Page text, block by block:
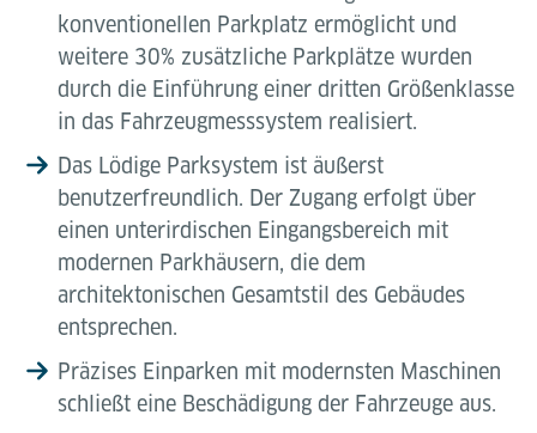
konventionellen Parkplatz ermöglicht und
weitere 30% zusätzliche Parkplätze wurden
durch die Einführung einer dritten Größenklasse
in das Fahrzeugmesssystem realisiert.
Das Lödige Parksystem ist äußerst
benutzerfreundlich. Der Zugang erfolgt über
einen unterirdischen Eingangsbereich mit
modernen Parkhäusern, die dem
architektonischen Gesamtstil des Gebäudes
entsprechen.
Präzises Einparken mit modernsten Maschinen
schließt eine Beschädigung der Fahrzeuge aus.